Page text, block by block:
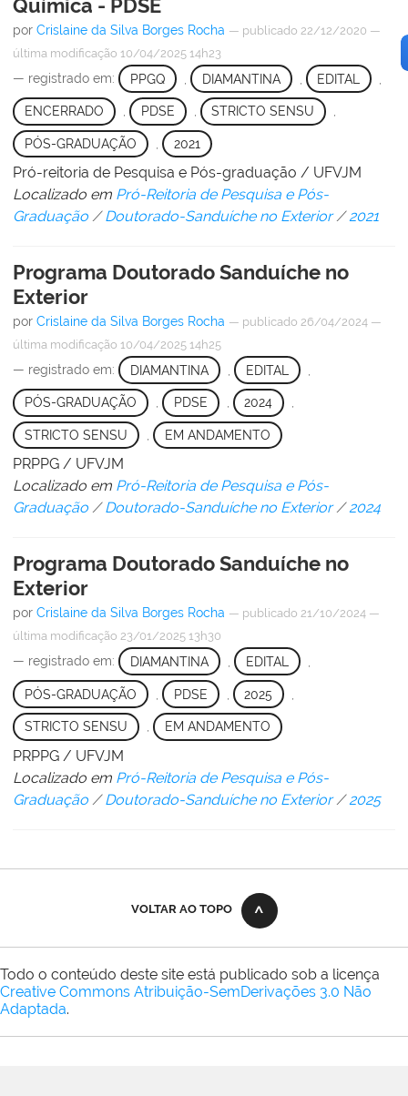
Química - PDSE
por Crislaine da Silva Borges Rocha — publicado 22/12/2020 —
última modificação 10/04/2025 14h23
— registrado em: PPGQ DIAMANTINA EDITAL
ENCERRADO , PDSE , STRICTO SENSU ,
PÓS-GRADUAÇÃO 2021
Pró-reitoria de Pesquisa e Pós-graduação / UFVJM
Localizado em Pró-Reitoria de Pesquisa e Pós-
Graduação /Doutorado-Sanduíche no Exterior /2021
Programa Doutorado Sanduíche no
Exterior
por Crislaine da Silva Borges Rocha — publicado 26/04/2024 —
última modificação 10/04/2025 14h25
— registrado em: DIAMANTINA EDITAL
PÓS-GRADUAÇÃO , PDSE , 2024 ,
STRICTO SENSU EM ANDAMENTO
PRPPG / UFVJM
Localizado em Pró-Reitoria de Pesquisa e Pós-
Graduação /Doutorado-Sanduíche no Exterior /2024
Programa Doutorado Sanduíche no
Exterior
por Crislaine da Silva Borges Rocha — publicado 21/10/2024 —
última modificação 23/01/2025 13h30
— registrado em: DIAMANTINA EDITAL
PÓS-GRADUAÇÃO PDSE 2025
STRICTO SENSU , EM ANDAMENTO
PRPPG / UFVJM
Localizado em Pró-Reitoria de Pesquisa e Pós-
Graduação /Doutorado-Sanduíche no Exterior /2025
VOLTAR AO TOPO
Todo o conteúdo deste site está publicado sob a licença
Creative Commons Atribuição-SemDerivações 3.0 Não
Adaptada.